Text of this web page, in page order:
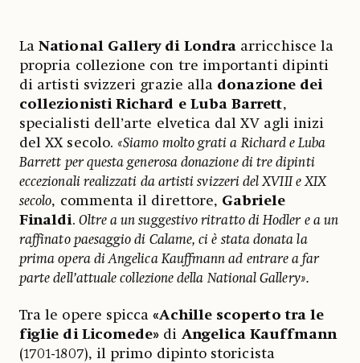
LaNational Gallery di Londra arricchisce la
propria collezione con tre importanti dipinti
di artisti svizzeri grazie alla donazione dei
collezionisti Richard e Luba Barrett,
specialisti dell’arte elvetica dal XV agli inizi
del XX secolo. «Siamo molto grati a Richard e Luba
Barrett per questa generosa donazione di tre dipinti
eccezionali realizzati da artisti svizzeri del XVIII e XIX
secolo, commenta il direttore, Gabriele
Finaldi. Oltre a un suggestivo ritratto di Hodler e a un
raffinato paesaggio di Calame, ci è stata donata la
prima opera di Angelica Kauffmann ad entrare a far
parte dell’attuale collezione della National Gallery».
Tra le opere spicca«Achille scoperto tra le
figlie di Licomede» di Angelica Kauffmann
(1701-1807), il primo dipinto storicista